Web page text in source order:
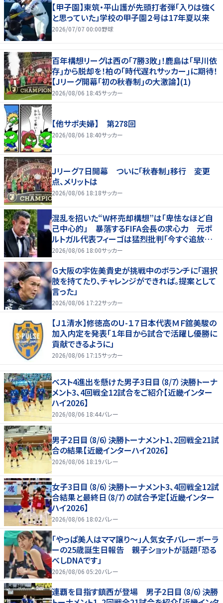
【甲子園】東筑・平山護が先頭打者弾「入りは強く
と思っていた」学校の甲子園２号は17年夏以来
2026/07/07 00:00野球
百年構想リーグは西の｢7勝3敗｣！鹿島は｢早川依
存｣から脱却を！柏の｢時代遅れサッカー｣に期待！
【Jリーグ開幕｢初の秋春制｣の大激論】(1)
2026/08/06 18:45サッカー
【他サポ夫婦】 第278回
2026/08/06 18:40サッカー
Ｊリーグ７日開幕 ついに「秋春制」移行 変更
点、メリットは
2026/08/06 18:18サッカー
混乱を招いた“W杯売却構想”は「卑怯なほど自
己中心的」 暴落するFIFA会長の求心力 元ポ
ルトガル代表フィーゴは猛烈批判「今すぐ追放す
べきだ」
2026/08/06 18:00サッカー
Ｇ大阪の宇佐美貴史が挑戦中のボランチに「選択
肢を持てたり、チャレンジができれば。提案として
言った」
2026/08/06 17:22サッカー
【Ｊ１清水】修徳高のＵ-１７日本代表ＭＦ舘美駿の
加入内定を発表「１年目から試合で活躍し優勝に
貢献できるように」
2026/08/06 17:15サッカー
ベスト4進出を懸けた男子3日目（8/7）決勝トーナ
メント3、4回戦全12試合をご紹介【近畿インター
ハイ2026】
2026/08/06 18:44バレー
男子2日目（8/6）決勝トーナメント1、2回戦全21試
合の結果【近畿インターハイ2026】
2026/08/06 18:19バレー
女子3日目（8/6）決勝トーナメント3、4回戦全12試
合結果と最終日（8/7）の試合予定【近畿インター
ハイ2026】
2026/08/06 18:02バレー
「やっぱ美人はママ譲り～」人気女子バレーボーラ
ーの25歳誕生日報告 親子ショットが話題「恐る
べしDNAです」
2026/08/06 05:20バレー
連覇を目指す鎮西が登場 男子2日目（8/6）決勝